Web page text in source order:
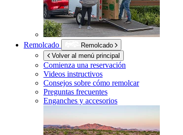
Remolcado
Remolcado
Volver al menú principal
Comienza una reservación
Videos instructivos
Consejos sobre cómo remolcar
Preguntas frecuentes
Enganches y accesorios